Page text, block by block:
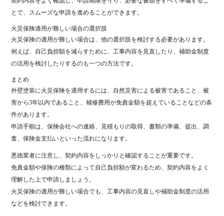
とで、スムーズな申請を進めることができます。
火災保険適用が難しい場合の選択肢
火災保険の適用が難しい場合は、他の選択肢を検討する必要があります。
例えば、自己負担額を減らすために、工事内容を見直したり、補助金制度
の活用を検討したりするのも一つの方法です。
まとめ
外壁塗装に火災保険を適用するには、自然災害による被害であること、被
害から3年以内であること、補修費用が免責金額を超えていることなどの条
件があります。
申請手順は、保険会社への連絡、見積もりの取得、書類の準備、提出、調
査、保険金支払いといった流れになります。
悪徳業者に注意し、契約内容をしっかりと確認することが重要です。
免責金額や保険の種類によって自己負担額が変わるため、契約内容をよく
理解した上で申請しましょう。
火災保険の適用が難しい場合でも、工事内容の見直しや補助金制度の活用
などを検討できます。